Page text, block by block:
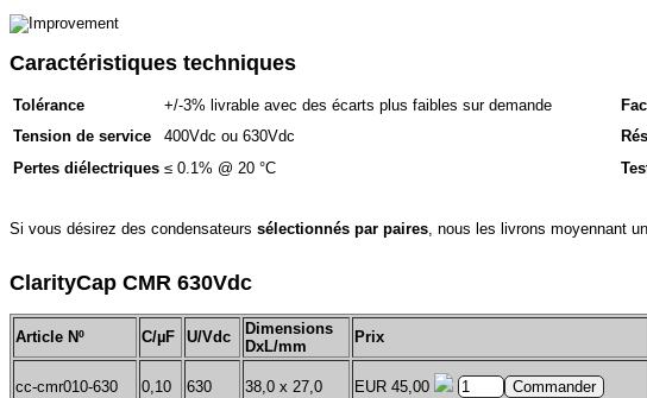
Caractéristiques techniques
Tolérance +/-3% livrable avec des écarts plus faibles sur demande
Tension de service
400Vdc ou 630Vdc
Pertes diélectriques ≤ 0.1% @ 20 °C
Si vous désirez des condensateurs sélectionnés par paires, nous les livrons moyennant
ClarityCap CMR 630Vdc
Article Nº C/µF U/Vdc
Dimensions
DxL/mm
Prix
cc-cmr010-630 0,10 630 38,0 x 27,0 EUR 45,00